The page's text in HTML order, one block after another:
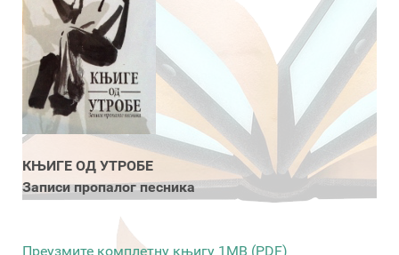
КЊИГЕ ОД УТРОБЕ
Записи пропалог песника
Преузмите комплетну књигу 1MB (PDF)